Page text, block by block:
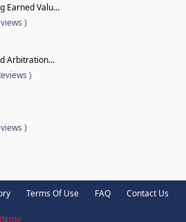
Earned Valu...
)
Arbitration...
)
)
Terms Of Use FAQ Contact Us